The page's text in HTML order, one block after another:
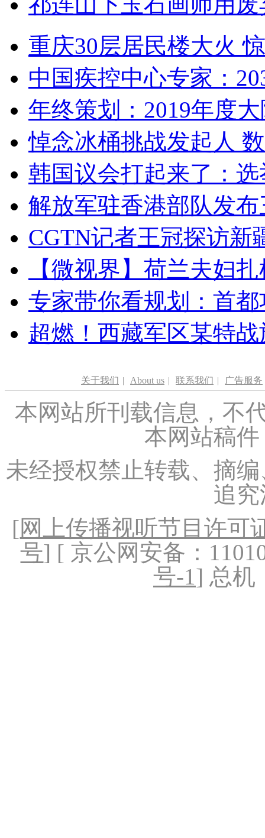
重庆30层居民楼大火
中国疾控中心专家：
年终策划：2019年度
悼念冰桶挑战发起人
韩国议会打起来了：
解放军驻香港部队发
CGTN记者王冠探访新
【微视界】荷兰夫妇
专家带你看规划：首
超燃！西藏军区某特
关于我们 | About us | 联系我们 | 广告服务
本网站所刊载信息，不
本网站稿
未经授权禁止转载、摘
追
[网上传播视听节目许可
号] [ 京公网安备：
号-1] 总机